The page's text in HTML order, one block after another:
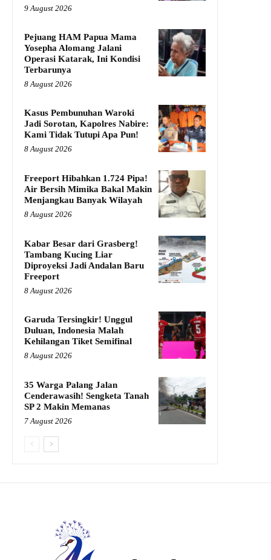
9 August 2026
Pejuang HAM Papua Mama
Yosepha Alomang Jalani
Operasi Katarak, Ini Kondisi
Terbarunya
8 August 2026
Kasus Pembunuhan Waroki
Jadi Sorotan, Kapolres Nabire:
Kami Tidak Tutupi Apa Pun!
8 August 2026
Freeport Hibahkan 1.724 Pipa!
Air Bersih Mimika Bakal Makin
Menjangkau Banyak Wilayah
8 August 2026
Kabar Besar dari Grasberg!
Tambang Kucing Liar
Diproyeksi Jadi Andalan Baru
Freeport
8 August 2026
Garuda Tersingkir! Unggul
Duluan, Indonesia Malah
Kehilangan Tiket Semifinal
8 August 2026
35 Warga Palang Jalan
Cenderawasih! Sengketa Tanah
SP 2 Makin Memanas
7 August 2026